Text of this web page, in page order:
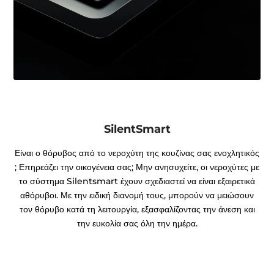
SilentSmart
Είναι ο θόρυβος από το νεροχύτη της κουζίνας σας ενοχλητικός
; Επηρεάζει την οικογένεια σας; Μην ανησυχείτε, οι νεροχύτες με
το σύστημα Silentsmart έχουν σχεδιαστεί να είναι εξαιρετικά
αθόρυβοι. Με την ειδική διανομή τους, μπορούν να μειώσουν
τον θόρυβο κατά τη λειτουργία, εξασφαλίζοντας την άνεση και
την ευκολία σας όλη την ημέρα.